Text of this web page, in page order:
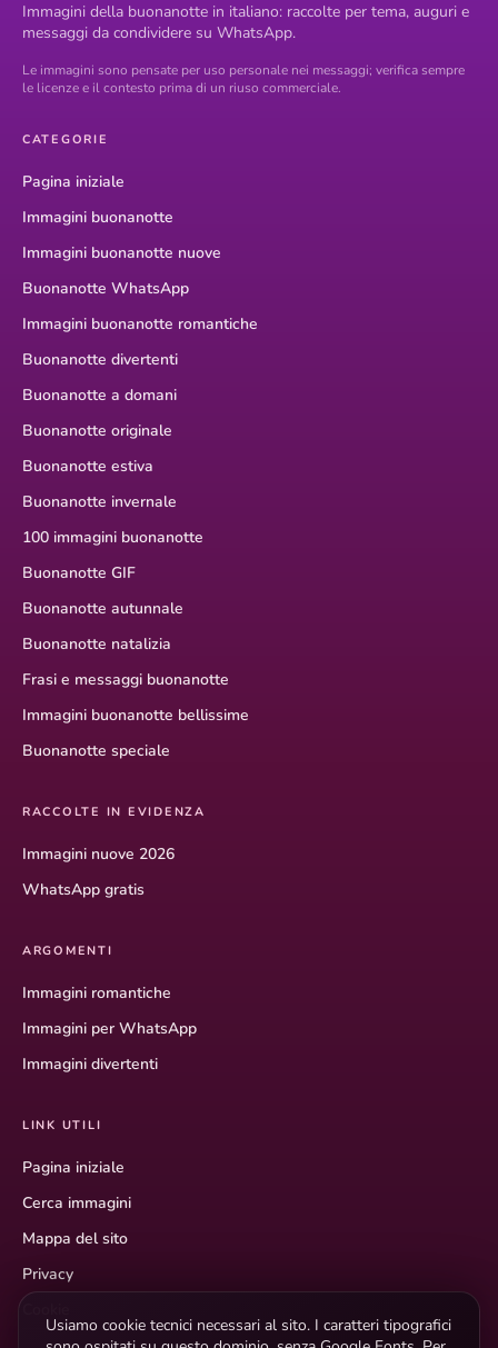
Immagini della buonanotte in italiano: raccolte per tema, auguri e
messaggi da condividere su WhatsApp.
Le immagini sono pensate per uso personale nei messaggi; verifica sempre
le licenze e il contesto prima di un riuso commerciale.
CATEGORIE
Pagina iniziale
Immagini buonanotte
Immagini buonanotte nuove
Buonanotte WhatsApp
Immagini buonanotte romantiche
Buonanotte divertenti
Buonanotte a domani
Buonanotte originale
Buonanotte estiva
Buonanotte invernale
100 immagini buonanotte
Buonanotte GIF
Buonanotte autunnale
Buonanotte natalizia
Frasi e messaggi buonanotte
Immagini buonanotte bellissime
Buonanotte speciale
RACCOLTE IN EVIDENZA
Immagini nuove 2026
WhatsApp gratis
ARGOMENTI
Immagini romantiche
Immagini per WhatsApp
Immagini divertenti
LINK UTILI
Pagina iniziale
Cerca immagini
Mappa del sito
Privacy
Usiamo cookie tecnici necessari al sito. I caratteri tipografici